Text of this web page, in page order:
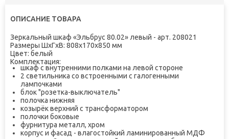
ОПИСАНИЕ ТОВАРА
Зеркальный шкаф «Эльбрус 80.02» левый - арт. 208021
Размеры ШxГxВ: 808х170х850 мм
Цвет: белый
Комплектация:
шкаф с внутренними полками на левой стороне
2 светильника со встроенными с галогенными
лампочками
блок "розетка-выключатель"
полочка нижняя
козырёк верхний с трансформатором
полочки боковые
фурнитура металл, хром
корпус и фасад - влагостойкий ламинированный МДФ